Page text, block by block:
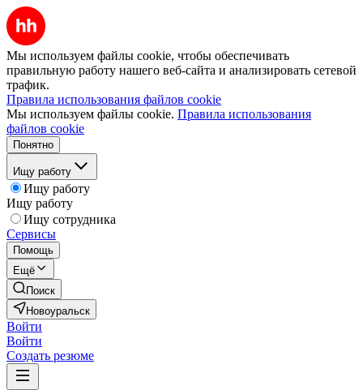
Мы используем файлы cookie, чтобы обеспечивать
правильную работу нашего веб-сайта и анализировать сетевой
трафик.
Правила использования файлов cookie
Мы используем файлы cookie. Правила использования
файлов cookie
Понятно
Ищу работу
Ищу работу
Ищу работу
Ищу сотрудника
Сервисы
Помощь
Ещё
Поиск
Новоуральск
Войти
Войти
Создать резюме